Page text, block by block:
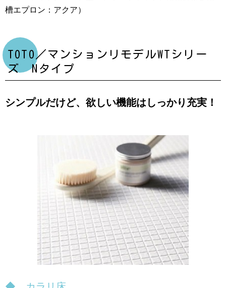
槽エプロン：アクア）
TOTO／マンションリモデルWTシリー
ズ Nタイプ
シンプルだけど、欲しい機能はしっかり充実！